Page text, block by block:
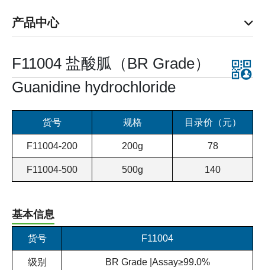
产品中心
F11004 盐酸胍（BR Grade）
Guanidine hydrochloride
货号 规格 目录价（元）
F11004-200 200g 78
F11004-500 500g 140
基本信息
货号 F11004
级别 BR Grade |Assay≥99.0%